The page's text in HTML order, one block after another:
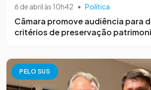
6 de abril às 10h42 • Política
Câmara promove audiência para
critérios de preservação
PELO SUS